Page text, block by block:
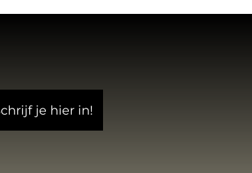
je hier in!